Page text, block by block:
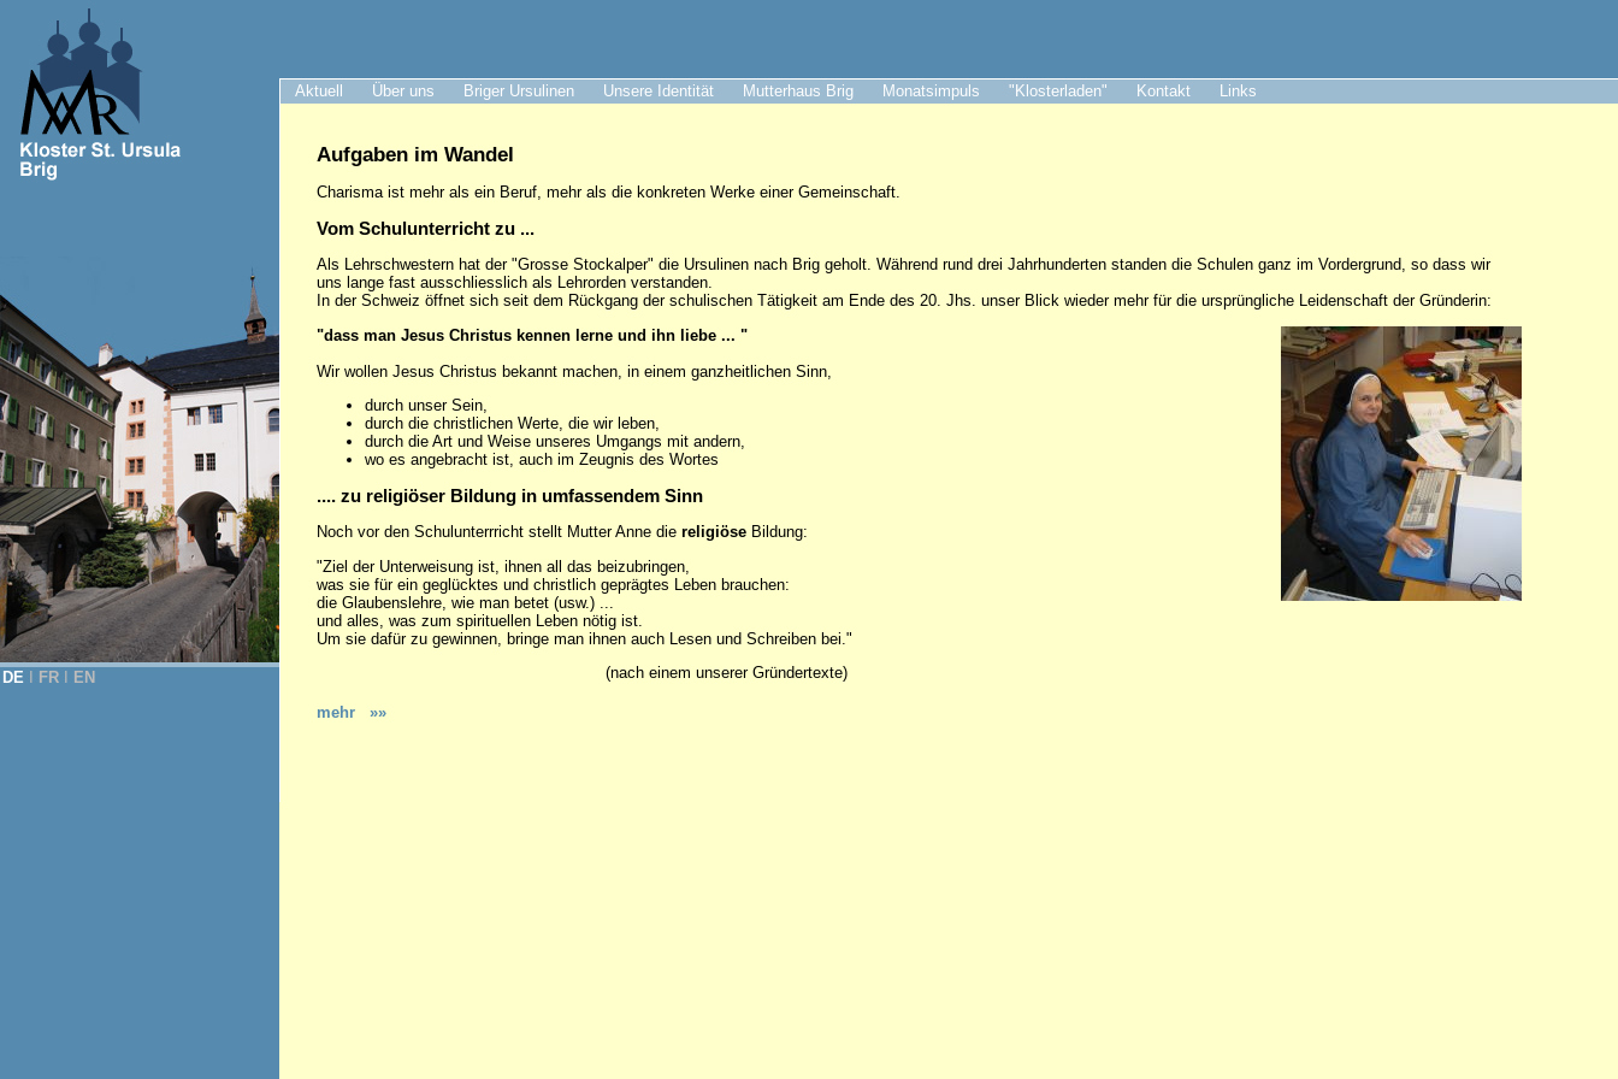
Aktuell Über uns Briger Ursulinen Unsere Identität Mutterhaus Brig Monatsimpuls "Klosterladen" Kontakt Links
DE FR EN
Aufgaben im Wandel
Charisma ist mehr als ein Beruf, mehr als die konkreten Werke einer Gemeinschaft.
Vom Schulunterricht zu ...
Als Lehrschwestern hat der "Grosse Stockalper" die Ursulinen nach Brig geholt. Während rund drei Jahrhunderten standen die Schulen ganz im Vordergrund, so dass wir
uns lange fast ausschliesslich als Lehrorden verstanden.
In der Schweiz öffnet sich seit dem Rückgang der schulischen Tätigkeit am Ende des 20. Jhs. unser Blick wieder mehr für die ursprüngliche Leidenschaft der Gründerin:
"dass man Jesus Christus kennen lerne und ihn liebe ... "
Wir wollen Jesus Christus bekannt machen, in einem ganzheitlichen Sinn,
durch unser Sein,
durch die christlichen Werte, die wir leben,
durch die Art und Weise unseres Umgangs mit andern,
wo es angebracht ist, auch im Zeugnis des Wortes
.... zu religiöser Bildung in umfassendem Sinn
Noch vor den Schulunterrricht stellt Mutter Anne die religiöse Bildung:
"Ziel der Unterweisung ist, ihnen all das beizubringen,
was sie für ein geglücktes und christlich geprägtes Leben brauchen:
die Glaubenslehre, wie man betet (usw.) ...
und alles, was zum spirituellen Leben nötig ist.
Um sie dafür zu gewinnen, bringe man ihnen auch Lesen und Schreiben bei."
(nach einem unserer Gründertexte)
mehr »»